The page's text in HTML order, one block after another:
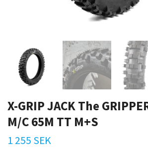
X-GRIP JACK The
M/C 65M TT M+S
1 255 SEK